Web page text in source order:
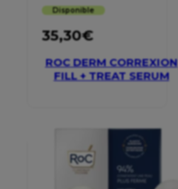
Disponible
35,30€
ROC DERM CORREXION
FILL + TREAT SERUM